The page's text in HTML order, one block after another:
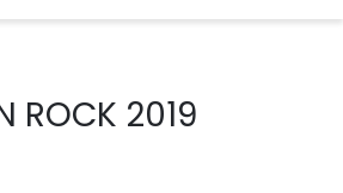
ROCK 2019